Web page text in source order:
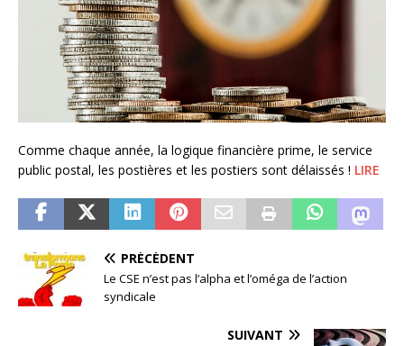
Comme chaque année, la logique financière prime, le service
public postal, les postières et les postiers sont délaissés ! LIRE
PRÉCÉDENT
Le CSE n’est pas l’alpha et l’oméga de l’action
syndicale
SUIVANT